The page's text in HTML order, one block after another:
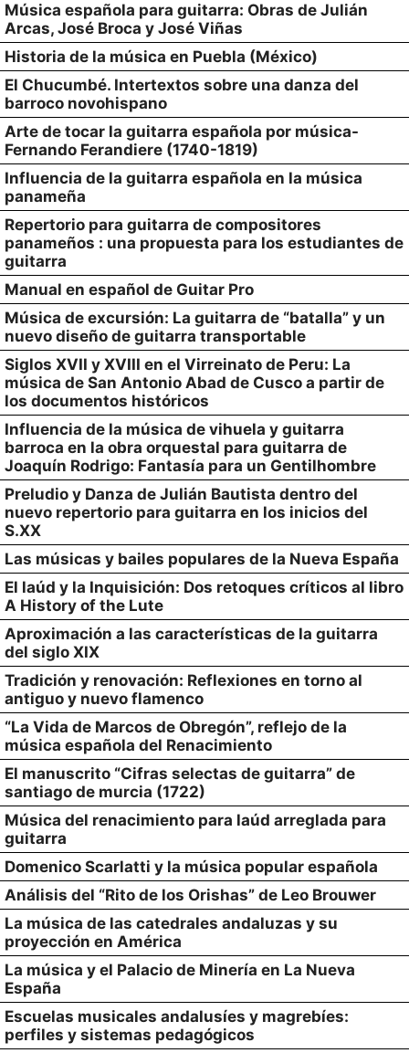
Música española para guitarra: Obras de Julián
Arcas, José Broca y José Viñas
Historia de la música en Puebla (México)
El Chucumbé. Intertextos sobre una danza del
barroco novohispano
Arte de tocar la guitarra española por música-
Fernando Ferandiere (1740-1819)
Influencia de la guitarra española en la música
panameña
Repertorio para guitarra de compositores
panameños : una propuesta para los estudiantes de
guitarra
Manual en español de Guitar Pro
Música de excursión: La guitarra de “batalla” y un
nuevo diseño de guitarra transportable
Siglos XVII y XVIII en el Virreinato de Peru: La
música de San Antonio Abad de Cusco a partir de
los documentos históricos
Influencia de la música de vihuela y guitarra
barroca en la obra orquestal para guitarra de
Joaquín Rodrigo: Fantasía para un Gentilhombre
Preludio y Danza de Julián Bautista dentro del
nuevo repertorio para guitarra en los inicios del
S.XX
Las músicas y bailes populares de la Nueva España
El laúd y la Inquisición: Dos retoques críticos al libro
A History of the Lute
Aproximación a las características de la guitarra
del siglo XIX
Tradición y renovación: Reflexiones en torno al
antiguo y nuevo flamenco
“La Vida de Marcos de Obregón”, reflejo de la
música española del Renacimiento
El manuscrito “Cifras selectas de guitarra” de
santiago de murcia (1722)
Música del renacimiento para laúd arreglada para
guitarra
Domenico Scarlatti y la música popular española
Análisis del “Rito de los Orishas” de Leo Brouwer
La música de las catedrales andaluzas y su
proyección en América
La música y el Palacio de Minería en La Nueva
España
Escuelas musicales andalusíes y magrebíes:
perfiles y sistemas pedagógicos